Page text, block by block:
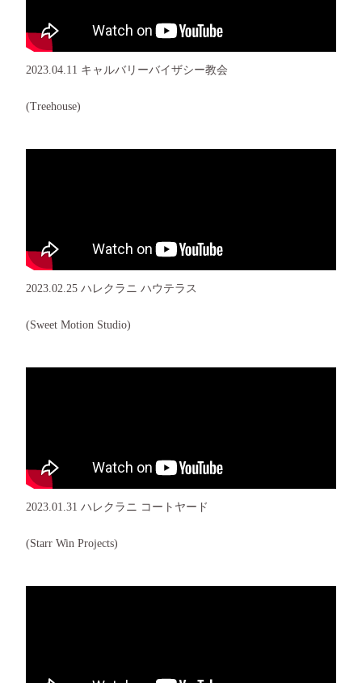
2023.04.11 キャルバリーバイザシー教会
(Treehouse)
2023.02.25 ハレクラニ ハウテラス
(Sweet Motion Studio)
2023.01.31 ハレクラニ コートヤード
(Starr Win Projects)